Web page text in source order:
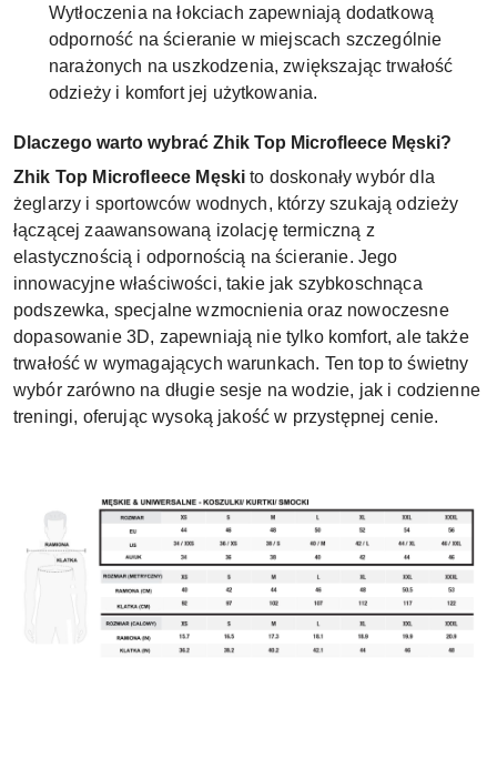
Wytłoczenia na łokciach zapewniają dodatkową
odporność na ścieranie w miejscach szczególnie
narażonych na uszkodzenia, zwiększając trwałość
odzieży i komfort jej użytkowania.
Dlaczego warto wybrać Zhik Top Microfleece Męski?
Zhik Top Microfleece Męski to doskonały wybór dla
żeglarzy i sportowców wodnych, którzy szukają odzieży
łączącej zaawansowaną izolację termiczną z
elastycznością i odpornością na ścieranie. Jego
innowacyjne właściwości, takie jak szybkoschnąca
podszewka, specjalne wzmocnienia oraz nowoczesne
dopasowanie 3D, zapewniają nie tylko komfort, ale także
trwałość w wymagających warunkach. Ten top to świetny
wybór zarówno na długie sesje na wodzie, jak i codzienne
treningi, oferując wysoką jakość w przystępnej cenie.